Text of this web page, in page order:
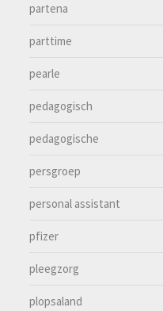
partena
parttime
pearle
pedagogisch
pedagogische
persgroep
personal assistant
pfizer
pleegzorg
plopsaland